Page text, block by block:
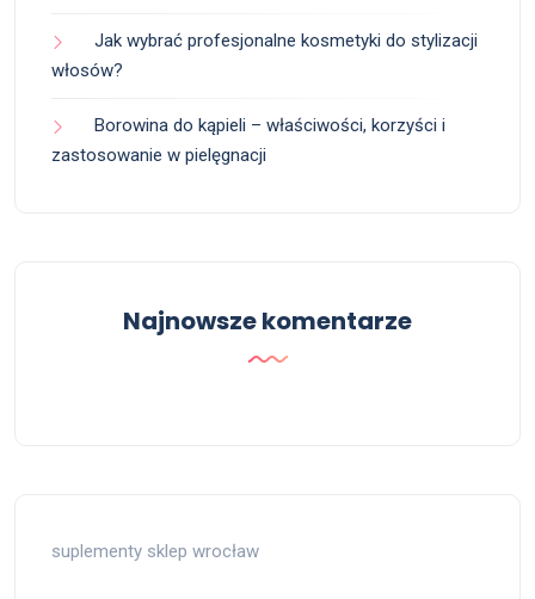
Jak wybrać profesjonalne kosmetyki do stylizacji
włosów?
Borowina do kąpieli – właściwości, korzyści i
zastosowanie w pielęgnacji
Najnowsze komentarze
suplementy sklep wrocław